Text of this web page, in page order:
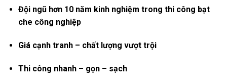
Đội ngũ hơn 10 năm kinh nghiệm trong thi công bạt
che công nghiệp
Giá cạnh tranh – chất lượng vượt trội
Thi công nhanh – gọn – sạch